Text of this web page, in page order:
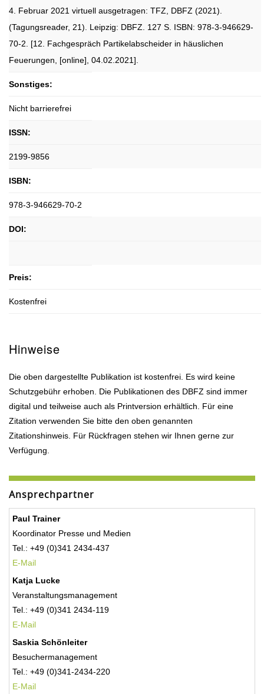
4. Februar 2021 virtuell ausgetragen: TFZ, DBFZ (2021).
(Tagungsreader, 21). Leipzig: DBFZ. 127 S. ISBN: 978-3-946629-
70-2. [12. Fachgespräch Partikelabscheider in häuslichen
Feuerungen, [online], 04.02.2021].
Sonstiges:
Nicht barrierefrei
ISSN:
2199-9856
ISBN:
978-3-946629-70-2
DOI:
Preis:
Kostenfrei
Hinweise
Die oben dargestellte Publikation ist kostenfrei. Es wird keine
Schutzgebühr erhoben. Die Publikationen des DBFZ sind immer
digital und teilweise auch als Printversion erhältlich. Für eine
Zitation verwenden Sie bitte den oben genannten
Zitationshinweis. Für Rückfragen stehen wir Ihnen gerne zur
Verfügung.
Ansprechpartner
Paul Trainer
Koordinator Presse und Medien
Tel.: +49 (0)341 2434-437
E-Mail
Katja Lucke
Veranstaltungsmanagement
Tel.: +49 (0)341 2434-119
E-Mail
Saskia Schönleiter
Besuchermanagement
Tel.: +49 (0)341-2434-220
E-Mail